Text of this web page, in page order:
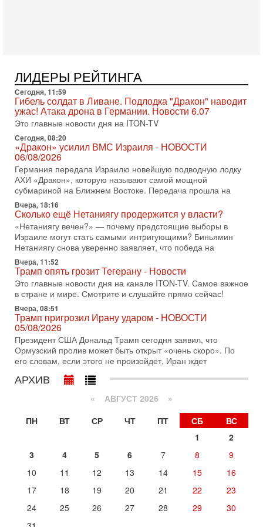
31-07-2026, 09:02
Битва за разоружение ХАМАСа - НОВОСТИ
31/07/2026
Сегодня президент США Дональд Трамп заявил о
достижении исторического соглашения о полном
разоружении ХАМАСа и других вооруженных группировок в
30-07-2026, 17:59
Иран доведет Трампа до крайних мер? Разбор и
оценка от военного обозревателя Давида Шарпа
Ситуация вокруг противостояния Ирана и США накаляется
с каждым днем. Почему Трамп в самый последний момент
отменил решение о нанесении тяжелых ударов
30-07-2026, 16:54
Покупатель авиакомпании «Аркия» намерен
запретить полеты по субботам!
Вокруг возможной продажи авиакомпании «Аркия»
разгорается громкий конфликт.
30-07-2026, 08:16
Трамп готовит удар по Ирану - НОВОСТИ 30/07/2026
Президент США Дональд Трамп сегодня рассматривает
возможность масштабной военной операции против Ирана
после ракетной атаки на американскую базу в
29-07-2026, 18:28
Трамп взбешен атакой на базы! Иран играет с огнем.
Израиль меняет курс
дипломат, в прошлом - старший офицер военной разведки
Иран готовит наземное вторжение. Израиль
повышает готовность. Развязка все ближе!
В эфире телеканала ITON-TV Григорий Тамар, офицер
ЦАХАЛа в отставке, писатель, журналист, военный историк.
Ведет программу Александр Гур-Арье.
29-07-2026, 11:48
Соцработники выходит на "тропу войны" с местными
властями
Около 7 400 социальных работников по всему Израилю
могут перейти к акциям протеста. Гистадрут объявил о
ЛИДЕРЫ РЕЙТИНГА
Сегодня, 11:59
Гибель солдат в Ливане. Подлодка "Дракон" наводит
ужас! Атака дрона в Германии. Новости 6.07
Это главные новости дня на ITON-TV
Сегодня, 08:20
«Дракон» усилил ВМС Израиля - НОВОСТИ
06/08/2026
Германия передала Израилю новейшую подводную лодку
АХИ «Дракон», которую называют самой мощной
субмариной на Ближнем Востоке. Передача прошла на
Вчера, 18:16
Сколько ещё Нетаниягу продержится у власти?
«Нетаниягу вечен?» — почему предстоящие выборы в
Израиле могут стать самыми интригующими? Биньямин
Нетаниягу снова уверенно заявляет, что победа на
Вчера, 11:52
Трамп опять грозит Тегерану - Новости
Это главные новости дня на канале ITON-TV. Самое важное
в стране и мире. Смотрите и слушайте прямо сейчас!
Вчера, 08:51
Трамп пригрозил Ирану ударом - НОВОСТИ
05/08/2026
Президент США Дональд Трамп сегодня заявил, что
Ормузский пролив может быть открыт «очень скоро». По
его словам, если этого не произойдет, Иран ждет
АРХИВ
« АВГУСТ 2026 »
ПН
ВТ СР ЧТ ПТ СБ
ВС
1
2
3
4 5 6 7 8
9
10
11 12 13 14 15
16
17
18 19 20 21 22
23
24
25 26 27 28 29
30